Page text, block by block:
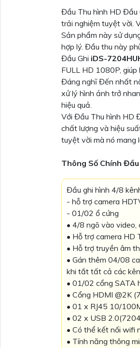
Đầu Thu hình HD Đầu
trải nghiệm tuyệt vời.
Sản phẩm này sử
hợp lý. Đầu thu này
Đầu Ghi iDS-
FULL HD 1080P,
Đáng nghĩ Đến nhất
xử lý hình ảnh trở
hiệu quả.
Với Đầu Thu hình HD
chất lượng và hiệu
tuyệt vời mà nó mang
Thông Số Chính
Đầu ghi hình 4/8
- hỗ trợ camera
- 01/02 ổ cứng
• 4/8 ngõ vào
• Hỗ trợ camera HD
• Hỗ trợ truyền âm
• Gán thêm 04/08
khi tắt tất cả các
• 01/02 cổng SATA
• Cổng HDMI @2K
• 01 x RJ45 10/
• 02 x USB
• Có thể kết nối wifi
• Tính năng thông